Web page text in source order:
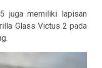
juga memiliki lapisan
Glass Victus 2 pada